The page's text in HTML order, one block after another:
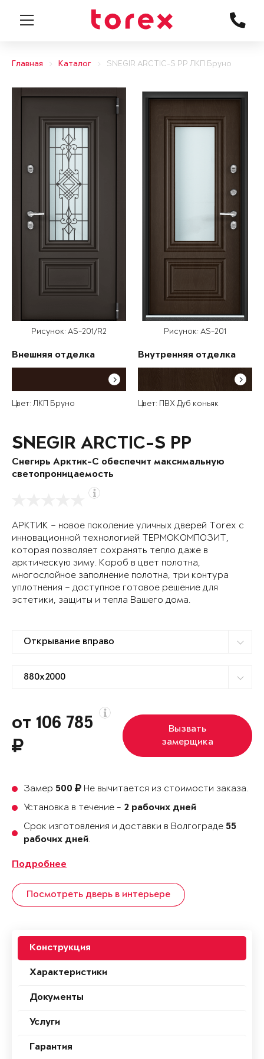
Главная Каталог SNEGIR ARCTIC-S PP ЛКП Бруно
Рисунок: AS-201/R2
Внешняя отделка
Цвет: ЛКП Бруно
Рисунок: AS-201
Внутренняя отделка
Цвет: ПВХ Дуб коньяк
SNEGIR ARCTIC-S PP
Снегирь Арктик-С обеспечит максимальную
светопроницаемость
АРКТИК – новое поколение уличных дверей Torex с
инновационной технологией ТЕРМОКОМПОЗИТ,
которая позволяет сохранять тепло даже в
арктическую зиму. Короб в цвет полотна,
многослойное заполнение полотна, три контура
уплотнения – доступное готовое решение для
эстетики, защиты и тепла Вашего дома.
от 106 785
Вызвать
замерщика
Замер 500
Не вычитается из стоимости заказа.
Установка в течение - 2 рабочих дней
Срок изготовления и доставки в Волгограде 55
рабочих дней.
Подробнее
Посмотреть дверь в интерьере
Конструкция
Характеристики
Документы
Услуги
Гарантия